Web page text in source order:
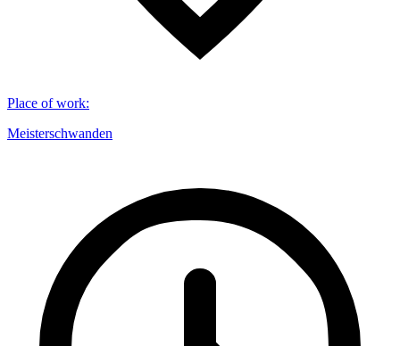
Place of work:
Meisterschwanden